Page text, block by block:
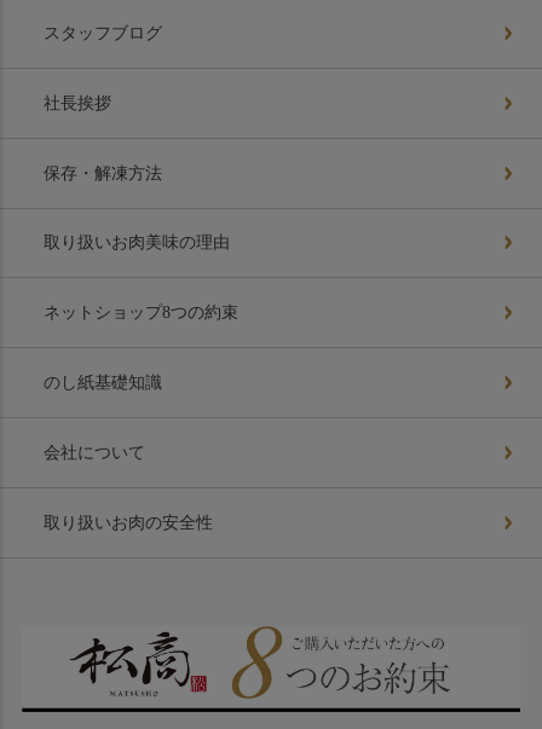
スタッフブログ
社長挨拶
保存・解凍方法
取り扱いお肉美味の理由
ネットショップ8つの約束
のし紙基礎知識
会社について
取り扱いお肉の安全性